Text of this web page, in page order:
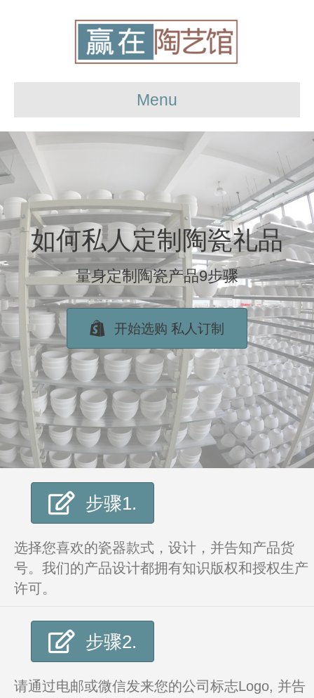
Menu
如何私人定制陶瓷礼品
量身定制陶瓷产品9步骤
开始选购 私人订制
步骤1.
选择您喜欢的瓷器款式，设计，并告知产品货
号。我们的产品设计都拥有知识版权和授权生产
许可。
步骤2.
请通过电邮或微信发来您的公司标志Logo, 并告